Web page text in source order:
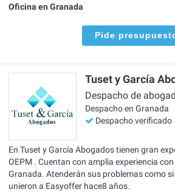
Oficina en Granada
Pide
Tuset y García
Despacho de
Despacho en Granada
Despacho verificado
En Tuset y García Abogados tienen gran
OEPM . Cuentan con amplia experiencia
Granada. Atenderán sus problemas como
unieron a Easyoffer hace8 años.